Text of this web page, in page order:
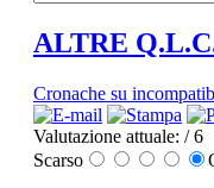
ALTRE
Cronache su
Valutazione attuale: / 6
Scarso